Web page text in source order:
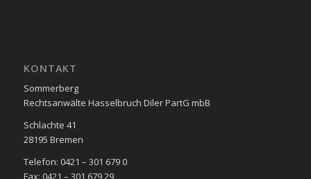
KON­TAKT
Sommerberg
Rechtsanwälte Hasselbruch Diler PartG mbB
Schlachte 41
28195 Bre­men
Telefon: 0421 – 301 679 0
Fax: 0421 – 301 679 29